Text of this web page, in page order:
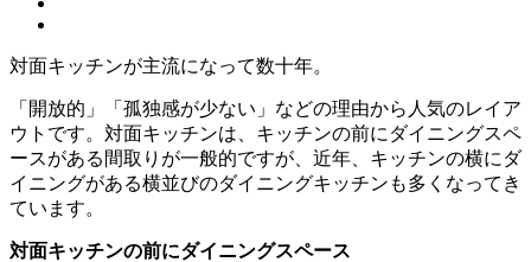
対面キッチンが主流になって数十年。
「開放的」「孤独感が少ない」などの理由から人気のレイア
ウトです。対面キッチンは、キッチンの前にダイニングスペ
ースがある間取りが一般的ですが、近年、キッチンの横にダ
イニングがある横並びのダイニングキッチンも多くなってき
ています。
対面キッチンの前にダイニングスペース